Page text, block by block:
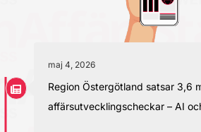
maj 4, 2026
Region Östergötland satsar 3,6
affärsutvecklingscheckar – AI